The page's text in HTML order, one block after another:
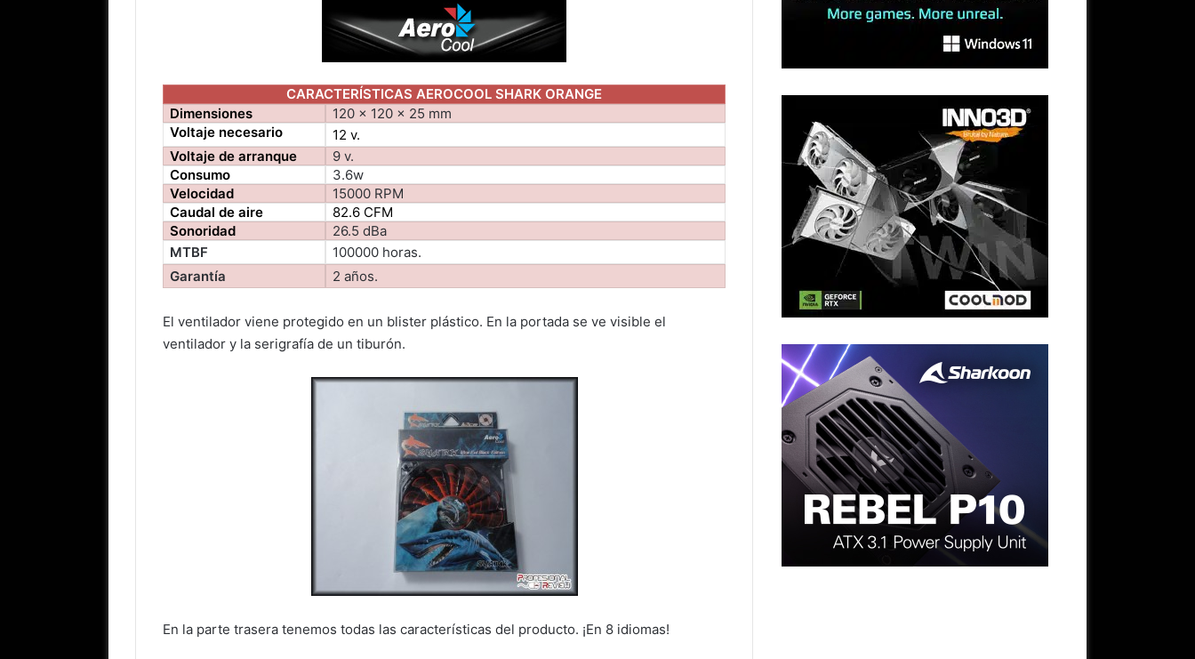
CARACTERÍSTICAS AEROCOOL SHARK ORANGE
Dimensiones
120 x 120 x 25 mm
Voltaje necesario
12 v.
Voltaje de arranque
9 v.
Consumo
3.6w
Velocidad
15000 RPM
Caudal de aire
82.6 CFM
Sonoridad
26.5 dBa
MTBF
100000 horas.
Garantía
2 años.
El ventilador viene protegido en un blister plástico. En la portada se ve visible el
ventilador y la serigrafía de un tiburón.
En la parte trasera tenemos todas las características del producto. ¡En 8 idiomas!